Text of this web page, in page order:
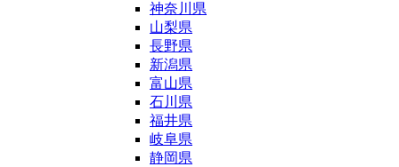
神奈川県
山梨県
長野県
新潟県
富山県
石川県
福井県
岐阜県
静岡県